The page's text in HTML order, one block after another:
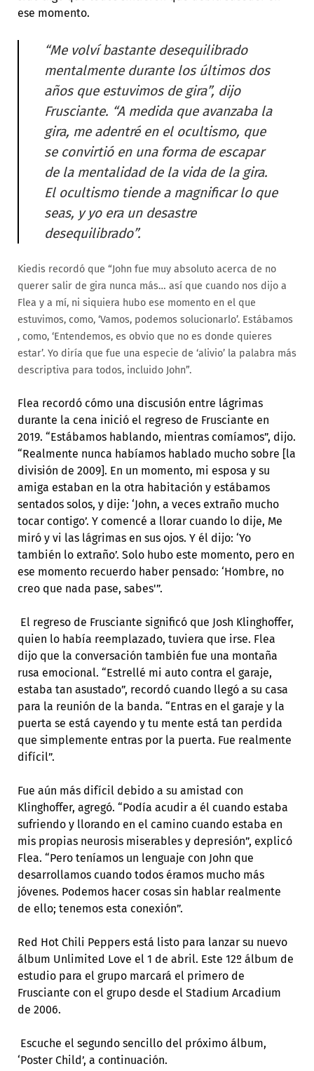
ese momento.
“Me volví bastante desequilibrado
mentalmente durante los últimos dos
años que estuvimos de gira”, dijo
Frusciante. “A medida que avanzaba la
gira, me adentré en el ocultismo, que
se convirtió en una forma de escapar
de la mentalidad de la vida de la gira.
El ocultismo tiende a magnificar lo que
seas, y yo era un desastre
desequilibrado”.
Kiedis recordó que “John fue muy absoluto acerca de no
querer salir de gira nunca más… así que cuando nos dijo a
Flea y a mí, ni siquiera hubo ese momento en el que
estuvimos, como, ‘Vamos, podemos solucionarlo’. Estábamos
, como, ‘Entendemos, es obvio que no es donde quieres
estar’. Yo diría que fue una especie de ‘alivio’ la palabra más
descriptiva para todos, incluido John”.
Flea recordó cómo una discusión entre lágrimas
durante la cena inició el regreso de Frusciante en
2019. “Estábamos hablando, mientras comíamos”, dijo.
“Realmente nunca habíamos hablado mucho sobre [la
división de 2009]. En un momento, mi esposa y su
amiga estaban en la otra habitación y estábamos
sentados solos, y dije: ‘John, a veces extraño mucho
tocar contigo’. Y comencé a llorar cuando lo dije, Me
miró y vi las lágrimas en sus ojos. Y él dijo: ‘Yo
también lo extraño’. Solo hubo este momento, pero en
ese momento recuerdo haber pensado: ‘Hombre, no
creo que nada pase, sabes'”.
El regreso de Frusciante significó que Josh Klinghoffer,
quien lo había reemplazado, tuviera que irse. Flea
dijo que la conversación también fue una montaña
rusa emocional. “Estrellé mi auto contra el garaje,
estaba tan asustado”, recordó cuando llegó a su casa
para la reunión de la banda. “Entras en el garaje y la
puerta se está cayendo y tu mente está tan perdida
que simplemente entras por la puerta. Fue realmente
difícil”.
Fue aún más difícil debido a su amistad con
Klinghoffer, agregó. “Podía acudir a él cuando estaba
sufriendo y llorando en el camino cuando estaba en
mis propias neurosis miserables y depresión”, explicó
Flea. “Pero teníamos un lenguaje con John que
desarrollamos cuando todos éramos mucho más
jóvenes. Podemos hacer cosas sin hablar realmente
de ello; tenemos esta conexión”.
Red Hot Chili Peppers está listo para lanzar su nuevo
álbum Unlimited Love el 1 de abril. Este 12º álbum de
estudio para el grupo marcará el primero de
Frusciante con el grupo desde el Stadium Arcadium
de 2006.
Escuche el segundo sencillo del próximo álbum,
‘Poster Child’, a continuación.